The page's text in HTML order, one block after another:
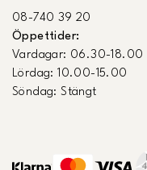
08-740 39 20
Öppettider:
Vardagar: 06.30-18.00
Lördag: 10.00-15.00
Söndag: Stängt